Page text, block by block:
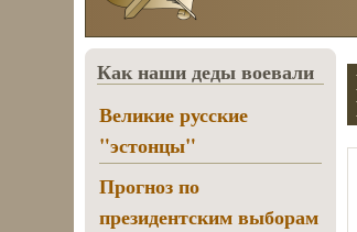
Как наши деды воевали
Великие русские
"эстонцы"
Прогноз по
президентским выборам